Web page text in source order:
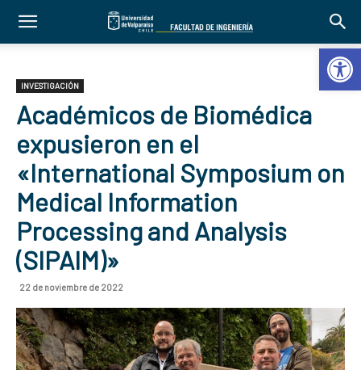
Abrir
INVESTIGACIÓN
Académicos de Biomédica
expusieron en el
«International Symposium on
Medical Information
Processing and Analysis
(SIPAIM)»
22 de noviembre de 2022